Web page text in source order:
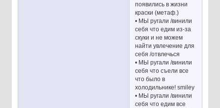
появились в жизни
краски (метаф.)
• МЫ ругали /винили
себя что едим из-за
скуки и не можем
найти увлечение для
себя /отвлечься
• МЫ ругали /винили
себя что съели все
что было в
холодильнике! smiley
• МЫ ругали /винили
себя что едим все